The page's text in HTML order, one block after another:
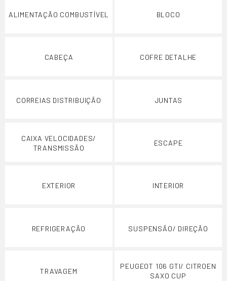
ALIMENTAÇÃO COMBUSTÍVEL BLOCO
CABEÇA COFRE DETALHE
CORREIAS DISTRIBUIÇÃO JUNTAS
CAIXA VELOCIDADES/
TRANSMISSÃO
ESCAPE
EXTERIOR INTERIOR
REFRIGERAÇÃO SUSPENSÃO/ DIREÇÃO
TRAVAGEM
PEUGEOT 106 GTI/ CITROEN
SAXO CUP